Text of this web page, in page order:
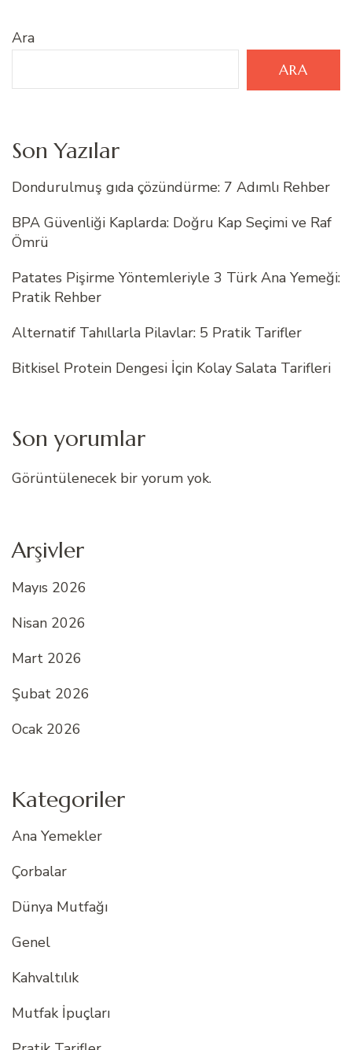
Ara
ARA
Son Yazılar
Dondurulmuş gıda çözündürme: 7 Adımlı Rehber
BPA Güvenliği Kaplarda: Doğru Kap Seçimi ve Raf
Ömrü
Patates Pişirme Yöntemleriyle 3 Türk Ana Yemeği:
Pratik Rehber
Alternatif Tahıllarla Pilavlar: 5 Pratik Tarifler
Bitkisel Protein Dengesi İçin Kolay Salata Tarifleri
Son yorumlar
Görüntülenecek bir yorum yok.
Arşivler
Mayıs 2026
Nisan 2026
Mart 2026
Şubat 2026
Ocak 2026
Kategoriler
Ana Yemekler
Çorbalar
Dünya Mutfağı
Genel
Kahvaltılık
Mutfak İpuçları